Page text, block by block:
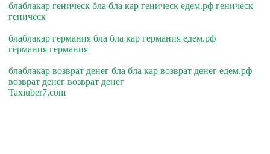
блаблакар геническ бла бла кар геническ едем.рф геническ
геническ
блаблакар германия бла бла кар германия едем.рф
германия германия
блаблакар возврат денег бла бла кар возврат денег едем.рф
возврат денег возврат денег
Taxiuber7.com